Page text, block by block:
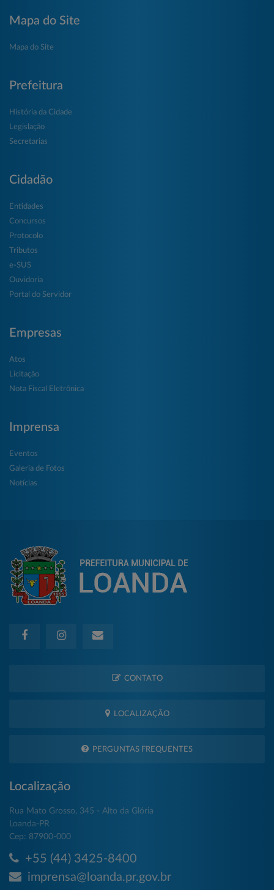
Mapa do Site
Mapa do Site
Prefeitura
História da Cidade
Legislação
Secretarias
Cidadão
Entidades
Concursos
Protocolo
Tributos
e-SUS
Ouvidoria
Portal do Servidor
Empresas
Atos
Licitação
Nota Fiscal Eletrônica
Imprensa
Eventos
Galeria de Fotos
Notícias
CONTATO
LOCALIZAÇÃO
PERGUNTAS FREQUENTES
Localização
Rua Mato Grosso, 345 - Alto da Glória
Loanda-PR
Cep: 87900-000
+55 (44) 3425-8400
imprensa@loanda.pr.gov.br